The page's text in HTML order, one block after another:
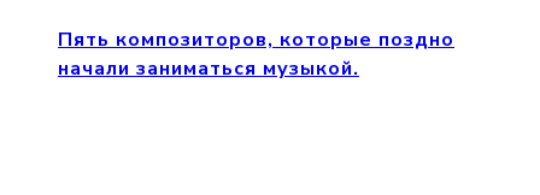
Пять композиторов, которые поздно
начали заниматься музыкой.